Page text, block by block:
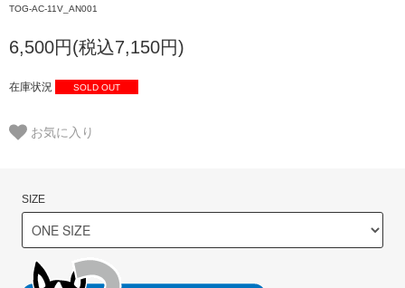
TOG-AC-11V_AN001
6,500円(税込7,150円)
在庫状況 SOLD OUT
お気に入り
SIZE